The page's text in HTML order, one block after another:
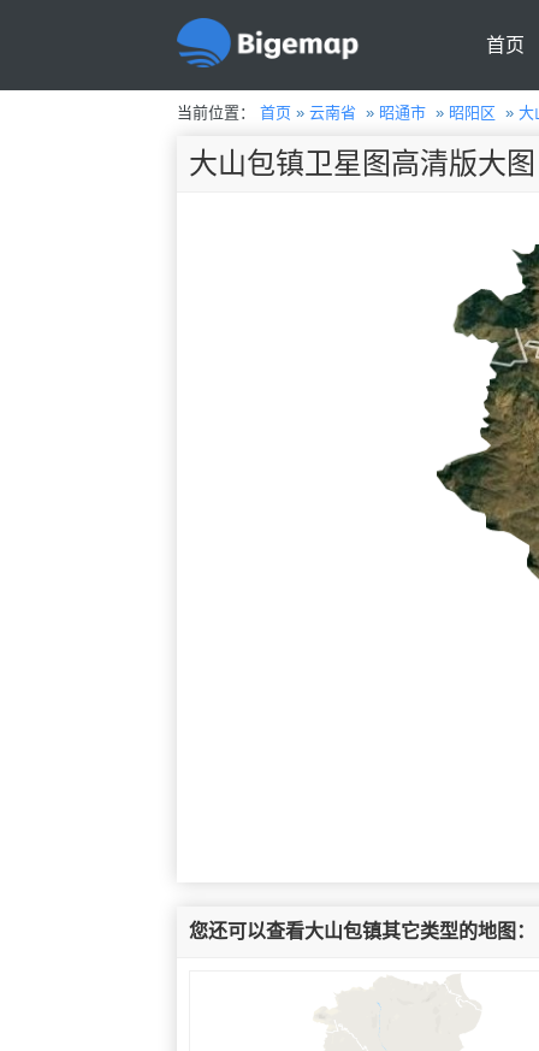
首页
当前位置： 首页» 云南省 » 昭通市» 昭阳区 » 大
大山包镇卫星图高清版大图
您还可以查看大山包镇其它类型的地图：